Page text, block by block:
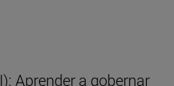
Aprender a gobernar